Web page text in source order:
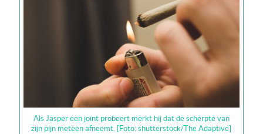
Als Jasper een joint probeert merkt hij dat de scherpte van
zijn pijn meteen afneemt. [Foto: shutterstock/The Adaptive]